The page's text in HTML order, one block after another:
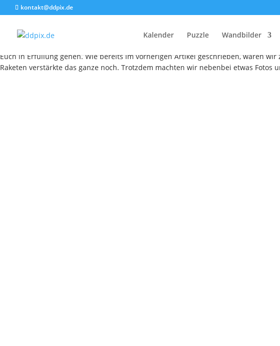
kontakt@ddpix.de
Kalender Puzzle Wandbilder
Der
Euch in Erfüllung gehen. Wie bereits im vorherigen Artikel geschrieben, waren
Raketen verstärkte das ganze noch. Trotzdem machten wir nebenbei etwas